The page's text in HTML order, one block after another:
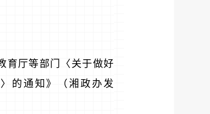
育厅等部门〈关于做好
的通知》（湘政办发